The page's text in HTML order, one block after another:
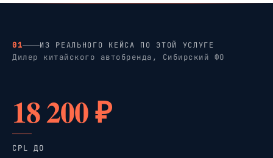
01 ИЗ РЕАЛЬНОГО КЕЙСА ПО ЭТОЙ УСЛУГЕ
Дилер китайского автобренда, Сибирский ФО
18 200 ₽
CPL ДО